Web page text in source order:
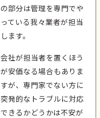
の部分は管理を専門でや
っている我々業者が担当
します。
会社が担当者を置くほう
が安価なる場合もありま
すが、専門家でない方に
突発的なトラブルに対応
できるかどうかは不安が